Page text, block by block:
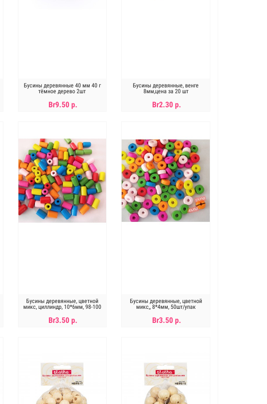
Бусины деревянные 40 мм 40 г
тёмное дерево 2шт
Br9.50 р.
Бусины деревянные, венге
8мм,цена за 20 шт
Br2.30 р.
Бусины деревянные, цветной
микс, циллиндр, 10*6мм, 98-100
Br3.50 р.
Бусины деревянные, цветной
микс,, 8*4мм, 50шт/упак
Br3.50 р.